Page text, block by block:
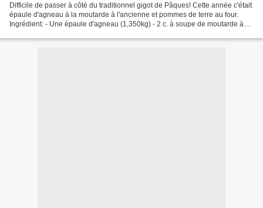
Difficile de passer à côté du traditionnel gigot de Pâques! Cette année c'était
épaule d'agneau à la moutarde à l'ancienne et pommes de terre au four.
Ingrédient: - Une épaule d'agneau (1,350kg) - 2 c. à soupe de moutarde à